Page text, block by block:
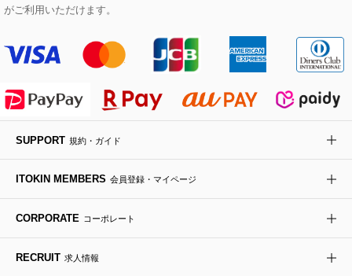
Maison de CINQ
MK MICHEL KLEIN BAG
HIROKO KOSHINO
ライダースジャケット
デニムジャケット
ダウンジャケット・コート
ハンカチ・バンダナ
手袋
チャーム・ストラップ
バックパック・リュック
ボディバッグ・メッセンジャーバッグ
トラベルバッグ
フラットシューズ
ローファー
ドレスシューズ
カサブランカ・カラー
ラナンキュラス
ポプリアレンジ＆フレグランス
がご利用いただけます。
SUPPORT 規約・ガイド
ITOKIN MEMBERS 会員登録・マイページ
CORPORATE コーポレート
RECRUIT 求人情報